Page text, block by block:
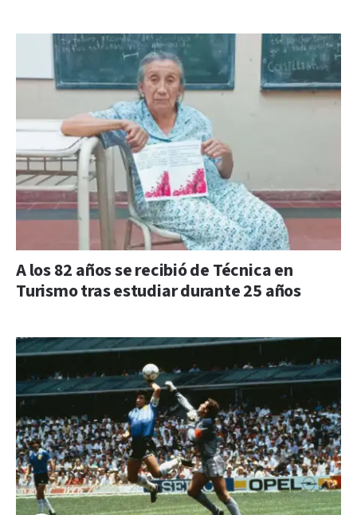
A los 82 años se recibió de Técnica en
Turismo tras estudiar durante 25 años